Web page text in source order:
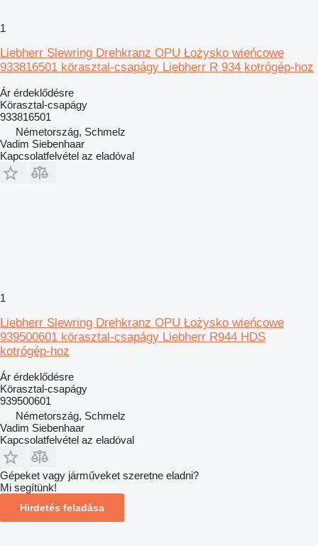
1
Liebherr Slewring Drehkranz OPU Łożysko wieńcowe
933816501 körasztal-csapágy Liebherr R 934 kotrógép-hoz
Ár érdeklődésre
Körasztal-csapágy
933816501
Németország, Schmelz
Vadim Siebenhaar
Kapcsolatfelvétel az eladóval
1
Liebherr Slewring Drehkranz OPU Łożysko wieńcowe
939500601 körasztal-csapágy Liebherr R944 HDS
kotrógép-hoz
Ár érdeklődésre
Körasztal-csapágy
939500601
Németország, Schmelz
Vadim Siebenhaar
Kapcsolatfelvétel az eladóval
Gépeket vagy járműveket szeretne eladni?
Mi segítünk!
Hirdetés feladása